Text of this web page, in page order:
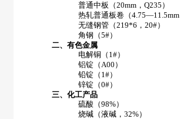
普通中板（20mm ，Q235 ）
热轧普通板卷（4.75—11.5mm
无缝钢管（219*6 ，20#）
角钢（5#）
二、有色金属
电解铜（ 1#）
铝锭（A00 ）
铅锭（ 1#）
锌锭（0#）
三、化工产品
硫酸（98%）
烧碱（液碱，32%）